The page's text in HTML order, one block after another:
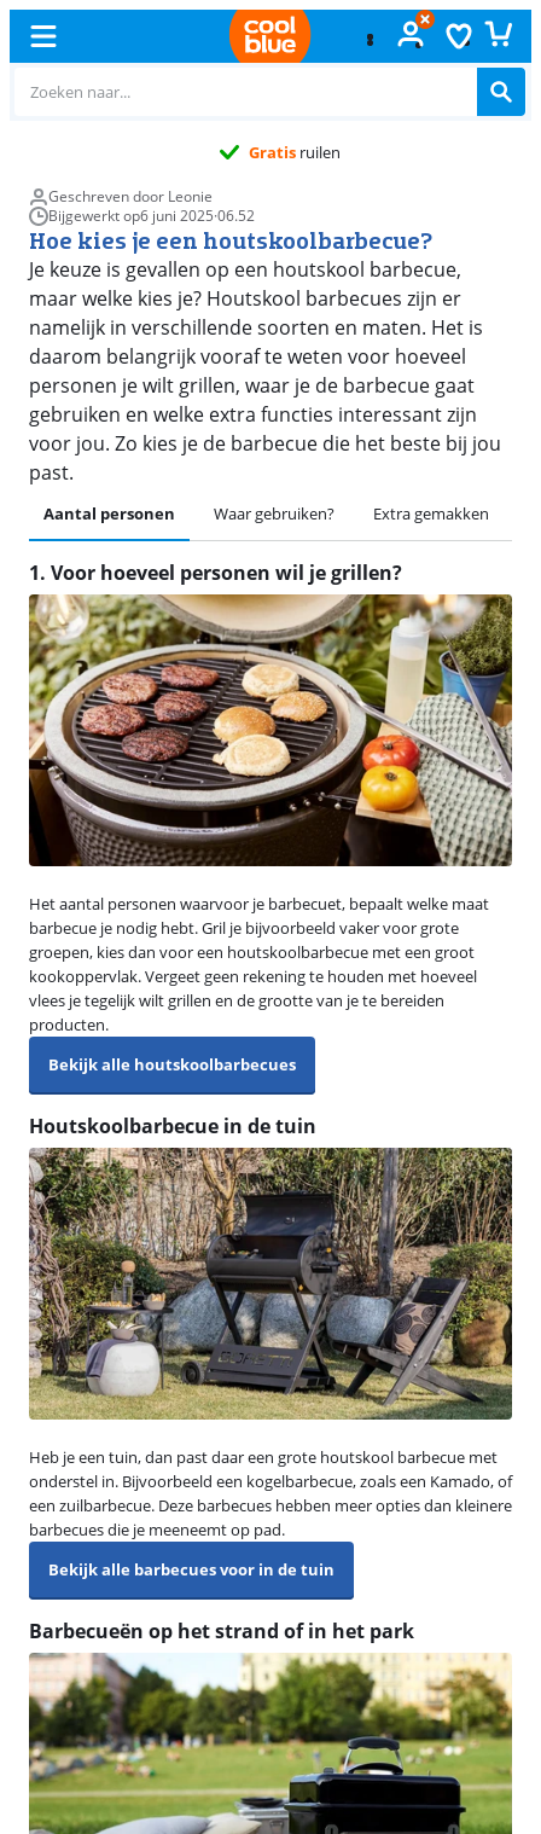
Gratis ruilen
Geschreven door Leonie
Bijgewerkt op6 juni 2025·06.52
Hoe kies je een houtskoolbarbecue?
Je keuze is gevallen op een houtskool barbecue,
maar welke kies je? Houtskool barbecues zijn er
namelijk in verschillende soorten en maten. Het is
daarom belangrijk vooraf te weten voor hoeveel
personen je wilt grillen, waar je de barbecue gaat
gebruiken en welke extra functies interessant zijn
voor jou. Zo kies je de barbecue die het beste bij jou
past.
Aantal personen Waar gebruiken? Extra gemakken
1. Voor hoeveel personen wil je grillen?
Het aantal personen waarvoor je barbecuet, bepaalt welke maat
barbecue je nodig hebt. Gril je bijvoorbeeld vaker voor grote
groepen, kies dan voor een houtskoolbarbecue met een groot
kookoppervlak. Vergeet geen rekening te houden met hoeveel
vlees je tegelijk wilt grillen en de grootte van je te bereiden
producten.
Bekijk alle houtskoolbarbecues
Houtskoolbarbecue in de tuin
Heb je een tuin, dan past daar een grote houtskool barbecue met
onderstel in. Bijvoorbeeld een kogelbarbecue, zoals een Kamado, of
een zuilbarbecue. Deze barbecues hebben meer opties dan kleinere
barbecues die je meeneemt op pad.
Bekijk alle barbecues voor in de tuin
Barbecueën op het strand of in het park